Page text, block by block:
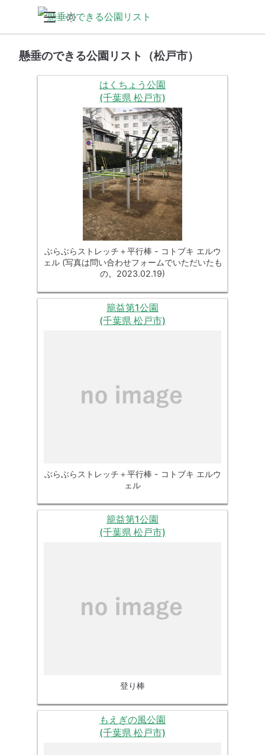
懸垂のできる公園リスト（松戸市）
はくちょう公園
(千葉県 松戸市)
ぶらぶらストレッチ＋平行棒 - コトブキ エルウ
ェル (写真は問い合わせフォームでいただいたも
の。2023.02.19)
籠益第1公園
(千葉県 松戸市)
ぶらぶらストレッチ＋平行棒 - コトブキ エルウ
ェル
籠益第1公園
(千葉県 松戸市)
登り棒
もえぎの風公園
(千葉県 松戸市)